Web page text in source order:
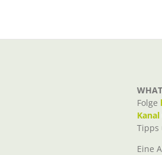
Folge
Kanal
Tipps
Eine